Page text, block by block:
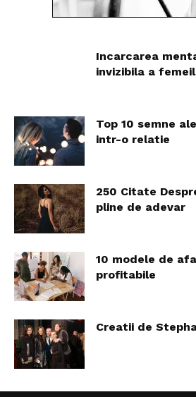
Incarcarea
invizibila a
Top 10 semne
intr-o relatie
250 Citate
pline de adevar
10 modele de
profitabile
Creatii de